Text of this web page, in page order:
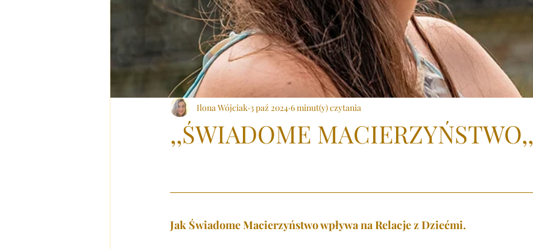
,,ŚWIADOME MACIERZYŃSTWO,,
Ilona Wójciak 3 paź 2024 6 minut(y) czytania
Jak Świadome Macierzyństwo wpływa na Relacje z Dziećmi.